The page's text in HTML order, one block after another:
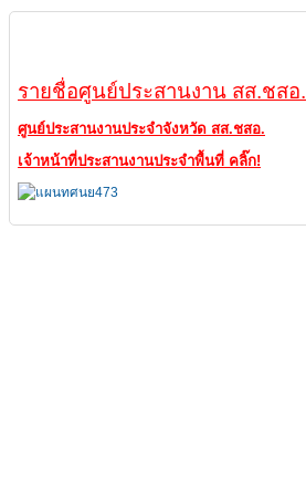
รายชื่อศูนย์ประสานงาน สส.ชสอ.
ศูนย์ประสานงานประจำจังหวัด สส.ชสอ.
เจ้าหน้าที่ประสานงานประจำพื้นที่ คลิ๊ก!